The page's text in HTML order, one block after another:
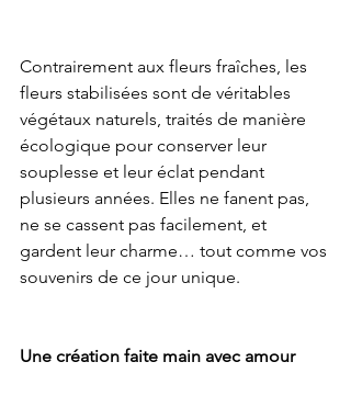
Contrairement aux fleurs fraîches, les
fleurs stabilisées sont de véritables
végétaux naturels, traités de manière
écologique pour conserver leur
souplesse et leur éclat pendant
plusieurs années. Elles ne fanent pas,
ne se cassent pas facilement, et
gardent leur charme… tout comme vos
souvenirs de ce jour unique.
Une création faite main avec amour